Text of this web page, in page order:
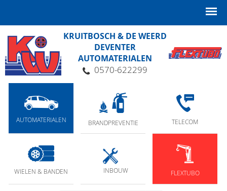
KRUITBOSCH & DE WEERD
DEVENTER
AUTOMATERIALEN
0570-622299
AUTOMATERIALEN BRANDPREVENTIE TELECOM
WIELEN & BANDEN INBOUW FLEXTUBO